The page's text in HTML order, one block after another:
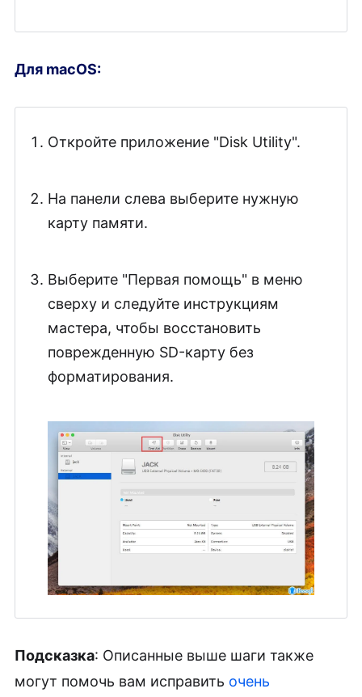
Для macOS:
Откройте приложение "Disk Utility".
На панели слева выберите нужную
карту памяти.
Выберите "Первая помощь" в меню
сверху и следуйте инструкциям
мастера, чтобы восстановить
поврежденную SD-карту без
форматирования.
Подсказка: Описанные выше шаги также
могут помочь вам исправить очень